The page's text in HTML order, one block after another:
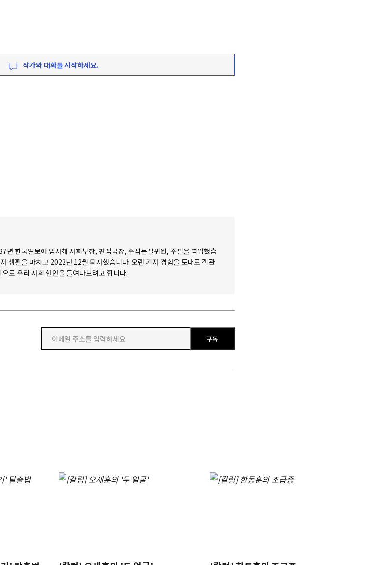
작가와 대화를 시작하세요.
년 한국일보에 입사해 사회부장, 편집국장, 수석논설위원, 주필을 역임했습
생활을 마치고 2022년 12월 퇴사했습니다. 오랜 기자 경험을 토대로 객관
로 우리 사회 현안을 들여다보려고 합니다.
이메일 주소를 입력하세요
구독